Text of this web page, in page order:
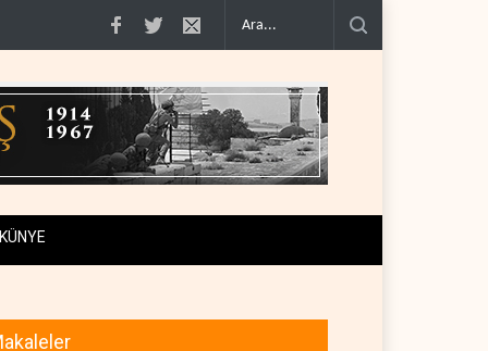
Yemen Kızıldeniz kuzeyinde Suudi petrol tankerini vurdu..
KÜNYE